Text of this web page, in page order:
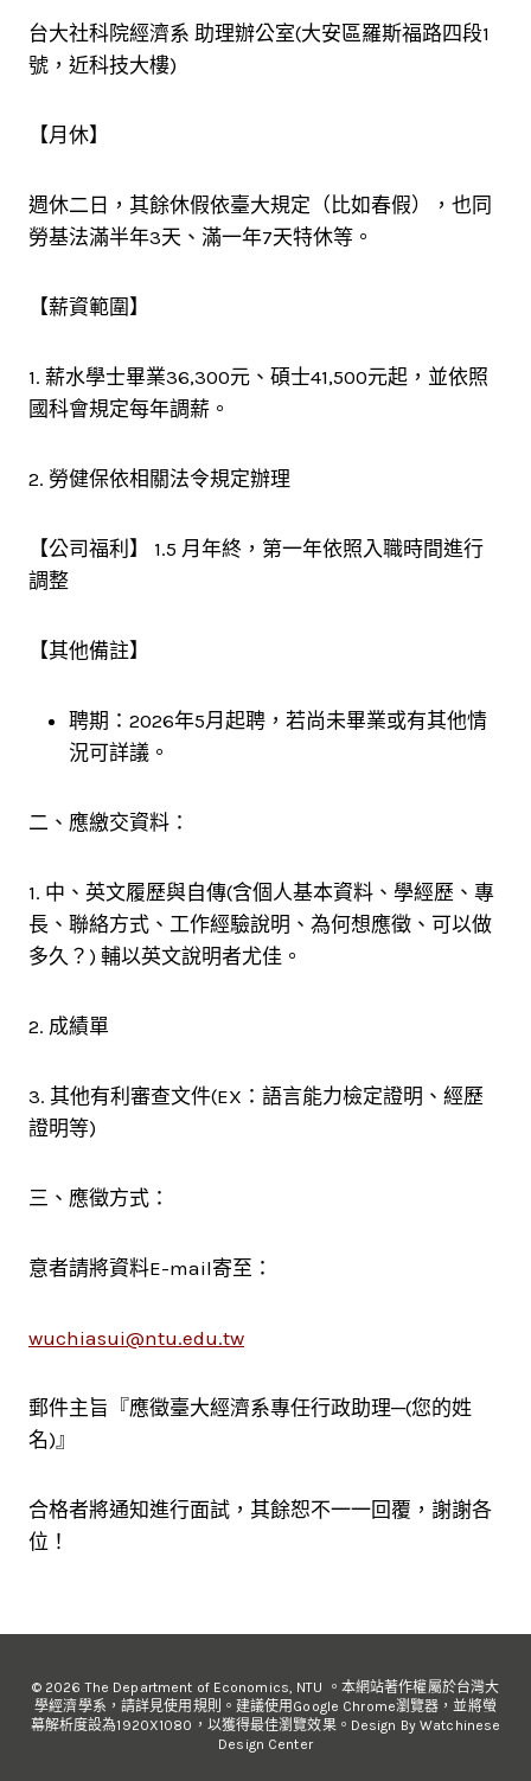
台大社科院經濟系 助理辦公室(大安區羅斯福路四段1
號，近科技大樓)
【月休】
週休二日，其餘休假依臺大規定（比如春假），也同
勞基法滿半年3天、滿一年7天特休等。
【薪資範圍】
1. 薪水學士畢業36,300元、碩士41,500元起，並依照
國科會規定每年調薪。
2. 勞健保依相關法令規定辦理
【公司福利】 1.5 月年終，第一年依照入職時間進行
調整
【其他備註】
聘期：2026年5月起聘，若尚未畢業或有其他情
況可詳議。
二、應繳交資料：
1. 中、英文履歷與自傳(含個人基本資料、學經歷、專
長、聯絡方式、工作經驗說明、為何想應徵、可以做
多久？) 輔以英文說明者尤佳。
2. 成績單
3. 其他有利審查文件(EX：語言能力檢定證明、經歷
證明等)
三、應徵方式：
意者請將資料E-mail寄至：
wuchiasui@ntu.edu.tw
郵件主旨『應徵臺大經濟系專任行政助理─(您的姓
名)』
合格者將通知進行面試，其餘恕不一一回覆，謝謝各
位！
© 2026 The Department of Economics, NTU 。本網站著作權屬於台灣大
學經濟學系，請詳見使用規則。建議使用Google Chrome瀏覽器，並將螢
幕解析度設為1920X1080，以獲得最佳瀏覽效果。Design By Watchinese
Design Center